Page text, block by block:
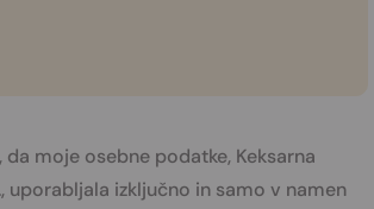
da moje osebne podatke, Keksarna
uporabljala izključno in samo v namen